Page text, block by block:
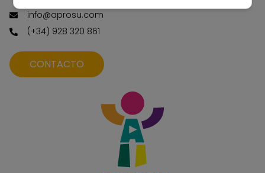
info@aprosu.com
(+34) 928 320 861
CONTACTO